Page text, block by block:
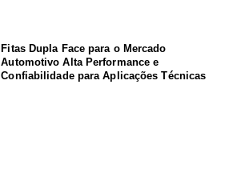
Fitas Dupla Face para o Mercado
Automotivo Alta Performance e
Confiabilidade para Aplicações Técnicas